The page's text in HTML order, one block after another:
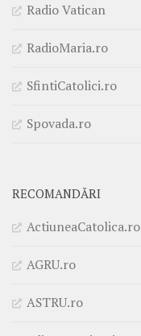
Radio Vatican
RadioMaria.ro
SfintiCatolici.ro
Spovada.ro
RECOMANDĂRI
ActiuneaCatolica.ro
AGRU.ro
ASTRU.ro